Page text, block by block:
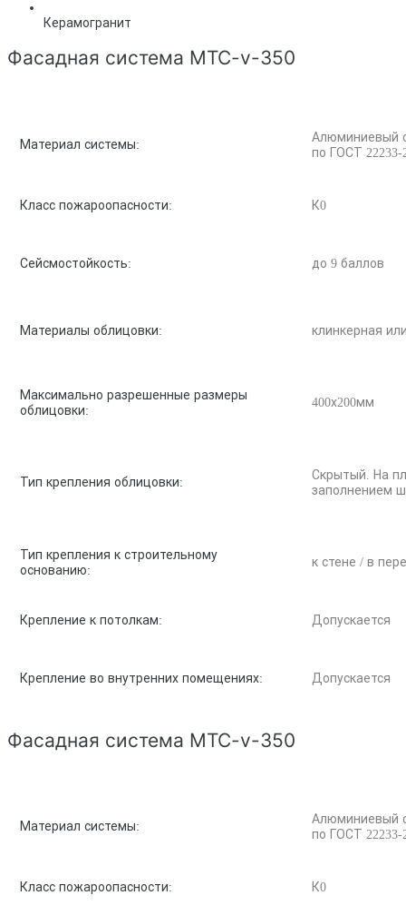
Керамогранит
Фасадная система MTC-v-350
Материал системы:
Алюминиевый
по ГОСТ 22233-
Класс пожароопасности: К0
Сейсмостойкость: до 9 баллов
Материалы облицовки: клинкерная
Максимально разрешенные размеры
облицовки:
400х200мм
Тип крепления облицовки:
Скрытый. На
заполнением
Тип крепления к строительному
основанию:
к стене / в
Крепление к потолкам: Допускается
Крепление во внутренних помещениях: Допускается
Фасадная система MTC-v-350
Материал системы:
Алюминиевый
по ГОСТ 22233-
Класс пожароопасности: К0